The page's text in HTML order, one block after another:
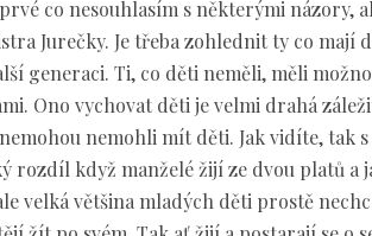
co nesouhlasím s některými názory,
Jurečky. Je třeba zohlednit ty co mají
generaci. Ti, co děti neměli, měli
Ono vychovat děti je velmi drahá
nemohli mít děti. Jak vidíte, tak
rozdíl když manželé žijí ze dvou platů a
velká většina mladých děti prostě